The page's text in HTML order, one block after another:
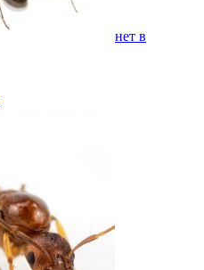
нет в